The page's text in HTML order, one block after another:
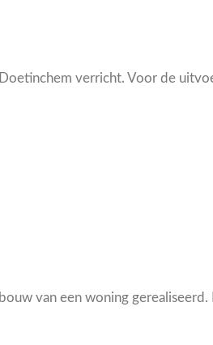
verricht. Voor de
van een woning